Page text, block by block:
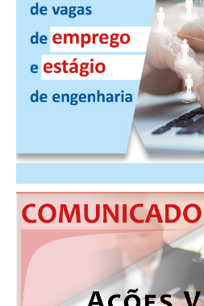
JORNAL DO ENGENHEIRO
AGENDA
SEESP NOTÍCIAS
NOTÍCIAS NO WHATSAPP
PUBLICIDADE
MANUAL DE REDAÇÃO